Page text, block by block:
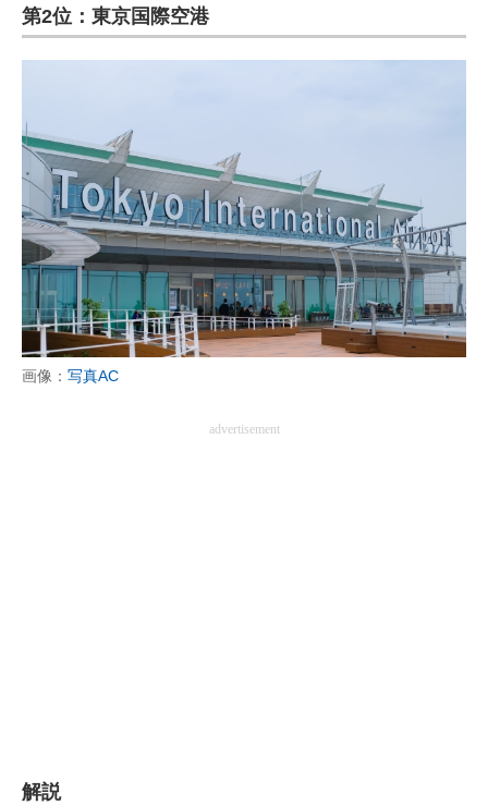
エネルギーの専門メディア
第2位：東京国際空港
画像： 写真AC
advertisement
解説